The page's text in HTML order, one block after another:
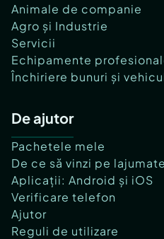
Animale de companie
Agro și Industrie
Servicii
Echipamente
Închiriere bunuri și
De ajutor
Pachetele mele
De ce să vinzi pe
Aplicații: Android și iOS
Verificare telefon
Ajutor
Reguli de utilizare